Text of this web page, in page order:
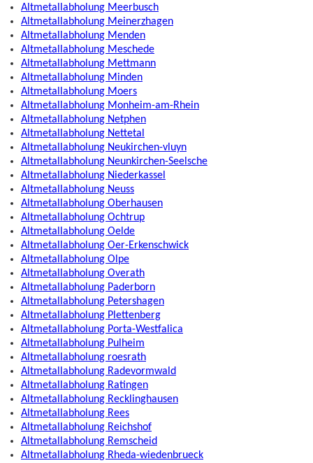
Altmetallabholung Meerbusch
Altmetallabholung Meinerzhagen
Altmetallabholung Menden
Altmetallabholung Meschede
Altmetallabholung Mettmann
Altmetallabholung Minden
Altmetallabholung Moers
Altmetallabholung Monheim-am-Rhein
Altmetallabholung Netphen
Altmetallabholung Nettetal
Altmetallabholung Neukirchen-vluyn
Altmetallabholung Neunkirchen-Seelsche
Altmetallabholung Niederkassel
Altmetallabholung Neuss
Altmetallabholung Oberhausen
Altmetallabholung Ochtrup
Altmetallabholung Oelde
Altmetallabholung Oer-Erkenschwick
Altmetallabholung Olpe
Altmetallabholung Overath
Altmetallabholung Paderborn
Altmetallabholung Petershagen
Altmetallabholung Plettenberg
Altmetallabholung Porta-Westfalica
Altmetallabholung Pulheim
Altmetallabholung roesrath
Altmetallabholung Radevormwald
Altmetallabholung Ratingen
Altmetallabholung Recklinghausen
Altmetallabholung Rees
Altmetallabholung Reichshof
Altmetallabholung Remscheid
Altmetallabholung Rheda-wiedenbrueck